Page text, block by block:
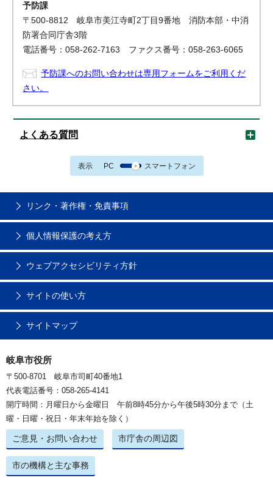
予防課
〒500-8812 岐阜市美江寺町2丁目9番地 消防本部・中消
防署合同庁舎3階
電話番号：058-262-7163 ファクス番号：058-263-6065
予防課へのお問い合わせは専用フォームをご利用くだ
さい。
よくある質問
表示 PC スマートフォン
リンク・著作権・免責事項
個人情報保護の考え方
ウェブアクセシビリティ方針
サイトの使い方
サイトマップ
岐阜市役所
〒500-8701 岐阜市司町40番地1
代表電話番号：058-265-4141
開庁時間：月曜日から金曜日 午前8時45分から午後5時30分まで（土
曜・日曜・祝日・年末年始を除く）
ご意見・お問い合わせ 市庁舎の周辺図
市の機構と主な事務